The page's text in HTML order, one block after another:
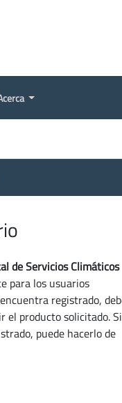
de Servicios Climáticos
para los usuarios
registrado,
el producto solicitado. Si
puede hacerlo de